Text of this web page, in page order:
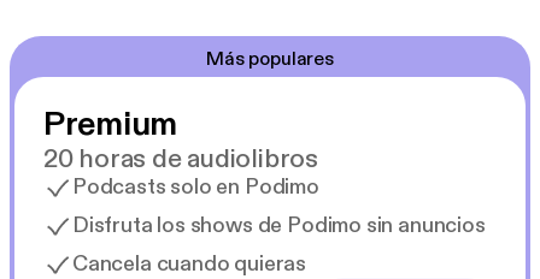
Más populares
Premium
20 horas de audiolibros
Podcasts solo en Podimo
Disfruta los shows de Podimo sin anuncios
Cancela cuando quieras